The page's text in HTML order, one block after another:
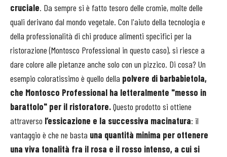
cruciale. Da sempre si è fatto tesoro delle cromie, molte delle
quali derivano dal mondo vegetale. Con l'aiuto della tecnologia e
della professionalità di chi produce alimenti specifici per la
ristorazione (Montosco Professional in questo caso), si riesce a
dare colore alle pietanze anche solo con un pizzico. Di cosa? Un
esempio coloratissimo è quello della polvere di barbabietola,
che Montosco Professional ha letteralmente "messo in
barattolo" per il ristoratore.Questo prodotto si ottiene
attraverso l’essicazione e la successiva macinatura: il
vantaggio è che ne basta una quantità minima per ottenere
una viva tonalità fra il rosa e il rosso intenso, a cui si